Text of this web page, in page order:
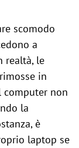
scomodo
a
realtà, le
in
non
la
è
laptop se